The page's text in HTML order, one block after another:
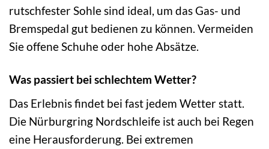
rutschfester Sohle sind ideal, um das Gas- und
Bremspedal gut bedienen zu können. Vermeiden
Sie offene Schuhe oder hohe Absätze.
Was passiert bei schlechtem Wetter?
Das Erlebnis findet bei fast jedem Wetter statt.
Die Nürburgring Nordschleife ist auch bei Regen
eine Herausforderung. Bei extremen